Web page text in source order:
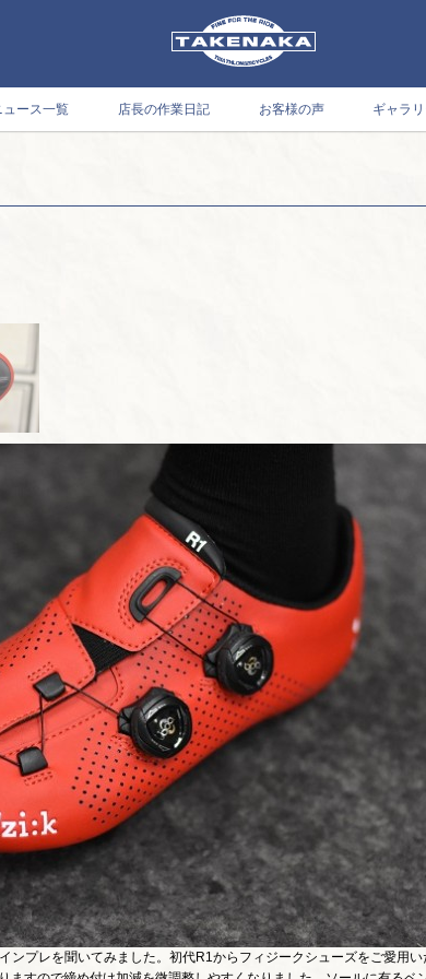
ュース一覧 店長の作業日記 お客様の声 ギャラ
ンプレを聞いてみました。初代R1からフィジークシューズをご愛用い